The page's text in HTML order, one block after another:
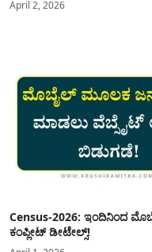
April 2, 2026
Census-2026: ಇಂದಿನಿಂದ
ಕಂಪ್ಲೀಟ್ ಡೀಟೇಲ್ಸ್!